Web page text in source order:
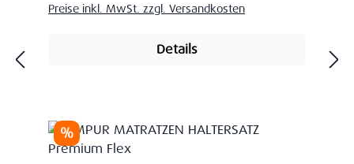
Preise inkl. MwSt. zzgl. Versandkosten
Details
Rabatt
%